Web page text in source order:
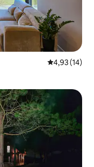
Gemiddelde
4,93 (14)